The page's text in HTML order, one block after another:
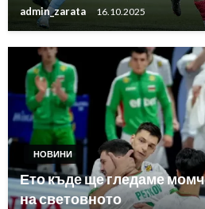
admin_zarata 16.10.2025
НОВИНИ
Ето къде ще гледаме
на световното